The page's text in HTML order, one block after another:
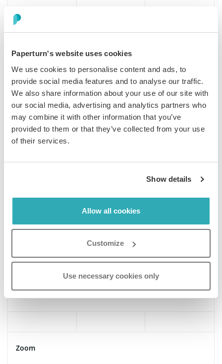
Paperturn's website uses cookies
We use cookies to personalise content and ads, to
provide social media features and to analyse our traffic.
We also share information about your use of our site with
our social media, advertising and analytics partners who
may combine it with other information that you’ve
provided to them or that they’ve collected from your use
of their services.
Show details
Allow all cookies
Customize
Use necessary cookies only
Effet de page tournée
Couverture rigide
Affichage d’une seule page
Personnalisation des miniatures
Zoom